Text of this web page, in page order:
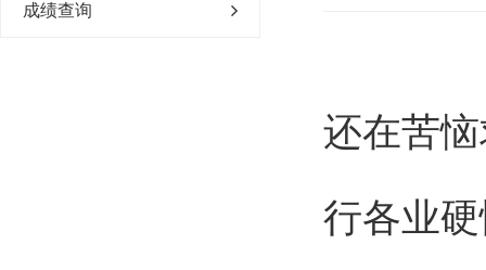
成绩查询
还在苦
行各业